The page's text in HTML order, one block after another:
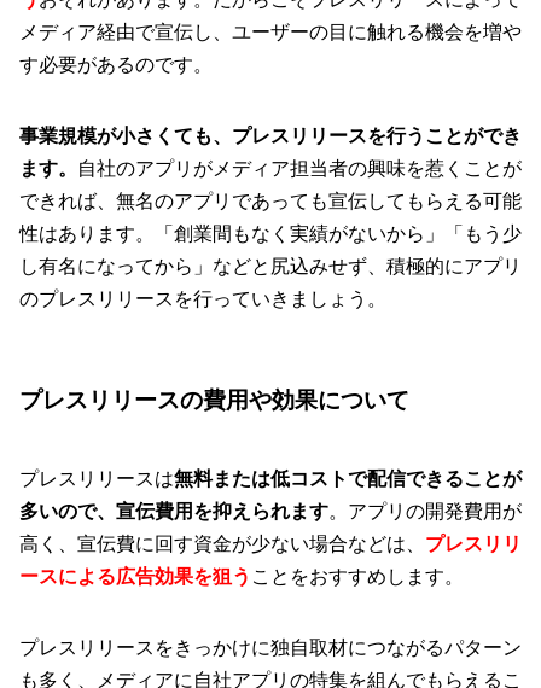
メディア経由で宣伝し、ユーザーの目に触れる機会を増や
す必要があるのです。
事業規模が小さくても、プレスリリースを行うことができ
ます。
自社のアプリがメディア担当者の興味を惹くことが
できれば、無名のアプリであっても宣伝してもらえる可能
性はあります。「創業間もなく実績がないから」「もう少
し有名になってから」などと尻込みせず、積極的にアプリ
のプレスリリースを行っていきましょう。
プレスリリースの費用や効果について
プレスリリースは無料または低コストで配信できることが
多いので、宣伝費用を抑えられます。アプリの開発費用が
高く、宣伝費に回す資金が少ない場合などは、 プレスリリ
ースによる広告効果を狙う ことをおすすめします。
プレスリリースをきっかけに独自取材につながるパターン
も多く、メディアに自社アプリの特集を組んでもらえるこ